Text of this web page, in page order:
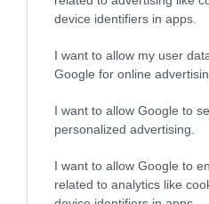
device identifiers in apps.
I want to allow my user
Google for online
I want to allow Google to
personalized advertising.
I want to allow Google to
related to analytics like
Το σημάδι στο πόδι
θρόμβωση